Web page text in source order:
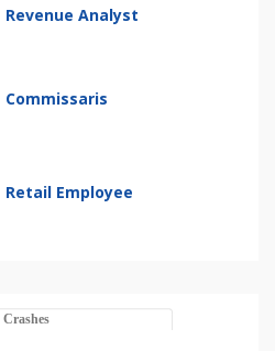
Revenue Analyst
Commissaris
Retail Employee
Crashes